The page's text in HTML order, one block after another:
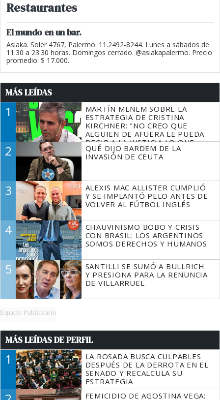
Restaurantes
El mundo en un bar.
Asiaka. Soler 4767, Palermo. 11.2492-8244. Lunes a sábados de
11.30 a 23.30 horas. Domingos cerrado. @asiakapalermo. Precio
promedio: $ 17.000.
MÁS LEÍDAS
1
MARTÍN MENEM SOBRE LA
ESTRATEGIA DE CRISTINA
KIRCHNER: "NO CREO QUE
ALGUIEN DE AFUERA LE PUEDA
DECIR A LA JUSTICIA LO QUE
TIENE QUE HACER"
2
QUÉ DIJO BARDEM DE LA
INVASIÓN DE CEUTA
3
ALEXIS MAC ALLISTER CUMPLIÓ
Y SE IMPLANTÓ PELO ANTES DE
VOLVER AL FÚTBOL INGLÉS
4
CHAUVINISMO BOBO Y CRISIS
CON BRASIL: LOS ARGENTINOS
SOMOS DERECHOS Y HUMANOS
5
SANTILLI SE SUMÓ A BULLRICH
Y PRESIONA PARA LA RENUNCIA
DE VILLARRUEL
Espacio Publicitario
MÁS LEÍDAS DE PERFIL
1
LA ROSADA BUSCA CULPABLES
DESPUÉS DE LA DERROTA EN EL
SENADO Y RECALCULA SU
ESTRATEGIA
FEMICIDIO DE AGOSTINA VEGA: